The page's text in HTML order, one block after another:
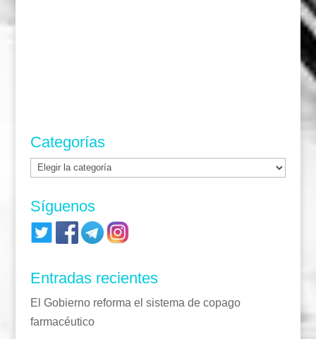
Categorías
Categorías
Síguenos
Entradas recientes
El Gobierno reforma el sistema de copago
farmacéutico